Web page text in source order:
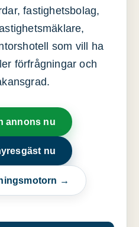
fastighetsbolag,
som vill ha
förfrågningar och
annons nu
nu
→